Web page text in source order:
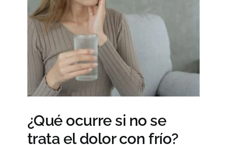
¿Qué ocurre si no se
trata el dolor con frío?